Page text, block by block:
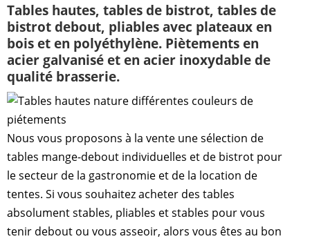
Tables hautes, tables de bistrot, tables de
bistrot debout, pliables avec plateaux en
bois et en polyéthylène. Piètements en
acier galvanisé et en acier inoxydable de
qualité brasserie.
Nous vous proposons à la vente une sélection de
tables mange-debout individuelles et de bistrot pour
le secteur de la gastronomie et de la location de
tentes. Si vous souhaitez acheter des tables
absolument stables, pliables et stables pour vous
tenir debout ou vous asseoir, alors vous êtes au bon